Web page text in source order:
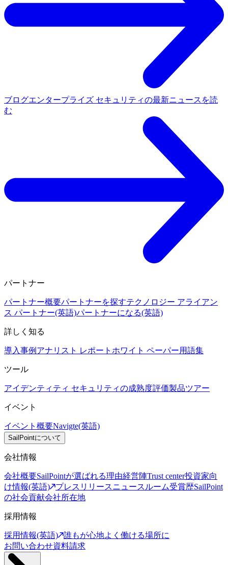
ブログエンタープライズ セキュリティの最新ニュースを読
む
パートナー
パートナー概要パートナーを探すテクノロジー アライアン
ス パートナー(英語)パートナーになる(英語)
詳しく知る
導入事例 アナリスト レポート ホワイト ペーパー用語集
ツール
アイデンティティ セキュリティの成熟度評価製品ツアー
イベント
イベント概要Navigte(英語)
SailPointについて
会社情報
会社概要SailPointが選ばれる理由経営陣Trust center投資家向
け情報(英語)
プレスリリースニュースルーム受賞歴SailPoint
の社会貢献会社所在地
採用情報
採用情報(英語)
誰もが心地よく働ける場所に
お問い合わせ資料請求